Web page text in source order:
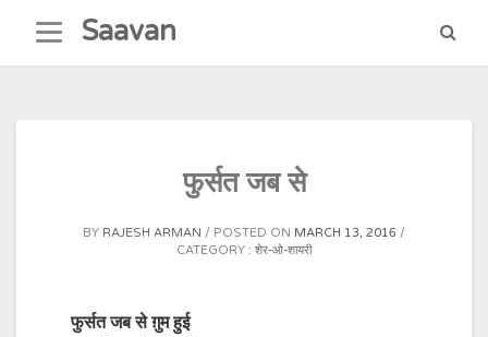
content
Saavan
फुर्सत जब से
BY RAJESH ARMAN POSTED ON MARCH 13, 2016
CATEGORY : शेर-ओ-शायरी
फुर्सत जब से ग़ुम हुई